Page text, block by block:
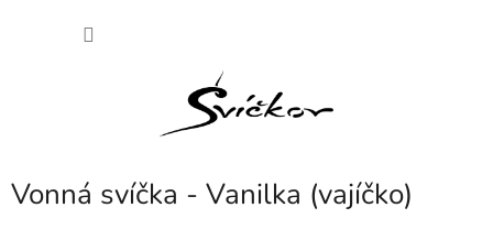
Vonná svíčka - Vanilka (vajíčko)